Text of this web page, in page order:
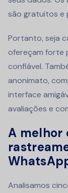
são gratuitos e
Portanto, seja
ofereçam forte
confiável.
anonimato,
interface
avaliações e
A melhor
Analisamos